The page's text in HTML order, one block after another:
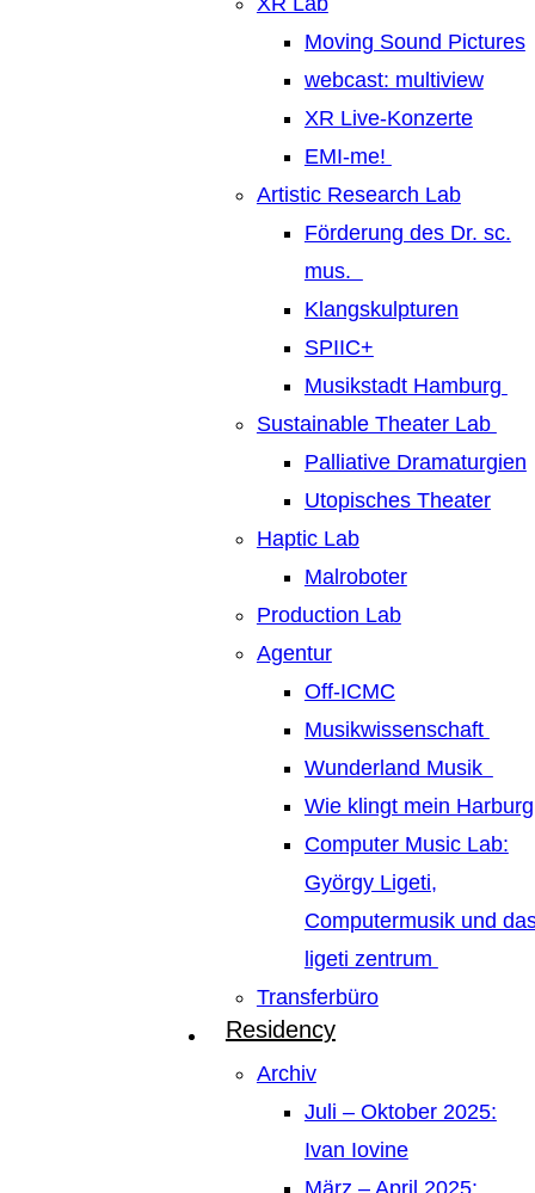
Moving Sound Pictures
webcast: multiview
XR Live-Konzerte
EMI-me!
Artistic Research Lab
Förderung des Dr. sc.
mus.
Klangskulpturen
SPIIC+
Musikstadt Hamburg
Sustainable Theater Lab
Palliative Dramaturgien
Utopisches Theater
Haptic Lab
Malroboter
Production Lab
Agentur
Off-ICMC
Musikwissenschaft
Wunderland Musik
Wie klingt mein Harburg
Computer Music Lab:
György Ligeti,
Computermusik und
ligeti zentrum
Transferbüro
Residency
Archiv
Juli – Oktober 2025:
Ivan Iovine
März – April 2025: